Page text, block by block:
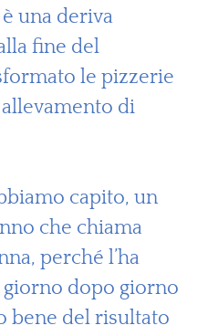
una deriva
fine del
le pizzerie
di
capito, un
che chiama
perché l’ha
dopo giorno
bene del risultato